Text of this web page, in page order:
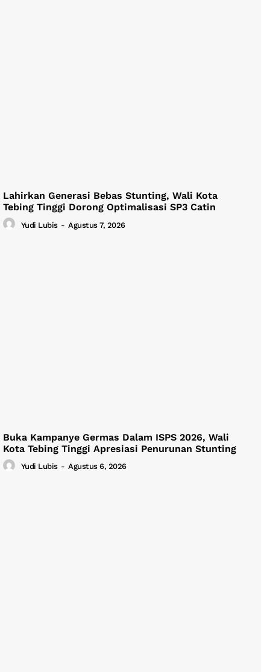
Lahirkan Generasi Bebas Stunting, Wali Kota
Tebing Tinggi Dorong Optimalisasi SP3 Catin
Yudi Lubis - Agustus 7, 2026
Buka Kampanye Germas Dalam ISPS 2026, Wali
Kota Tebing Tinggi Apresiasi Penurunan Stunting
Yudi Lubis - Agustus 6, 2026